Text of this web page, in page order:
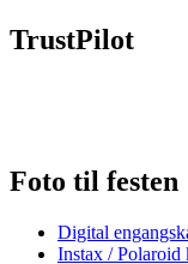
TrustPilot
Foto til festen
Digital
Instax / Polaroid